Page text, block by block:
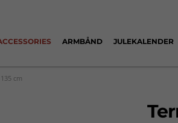
ARMBÅND JULEKALENDER
cm